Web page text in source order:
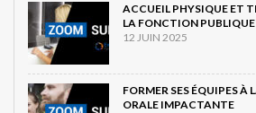
ACCUEIL PHYSIQUE ET
LA FONCTION PUBLIQUE
12 JUIN 2025
FORMER SES ÉQUIPES
ORALE IMPACTANTE